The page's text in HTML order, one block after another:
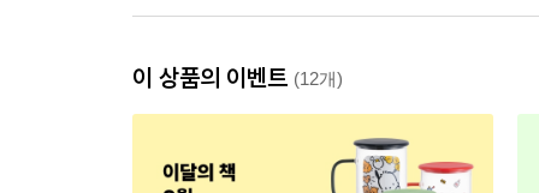
이 상품의 이벤트 (12개)